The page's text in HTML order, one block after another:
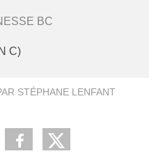
BC
C)
STÉPHANE LENFANT